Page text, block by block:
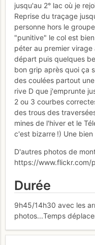
jusqu'au 2° lac où je
Reprise du traçage
personne hors le
"punitive" le col est
péter au premier
départ puis quelques
bon grip après quoi ça
des coulées partout
rive D que j'emprunte
2 ou 3 courbes
des trous des
mines de l'hiver et le
c'est bizarre !) Une
D'autres photos de
https://www.flickr.com/
Durée
9h45/14h30 avec les
photos...Temps